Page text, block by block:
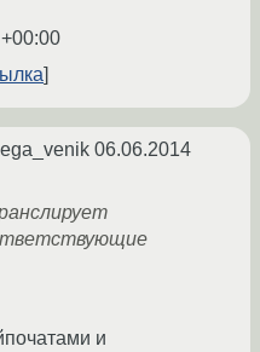
06.06.2014
и